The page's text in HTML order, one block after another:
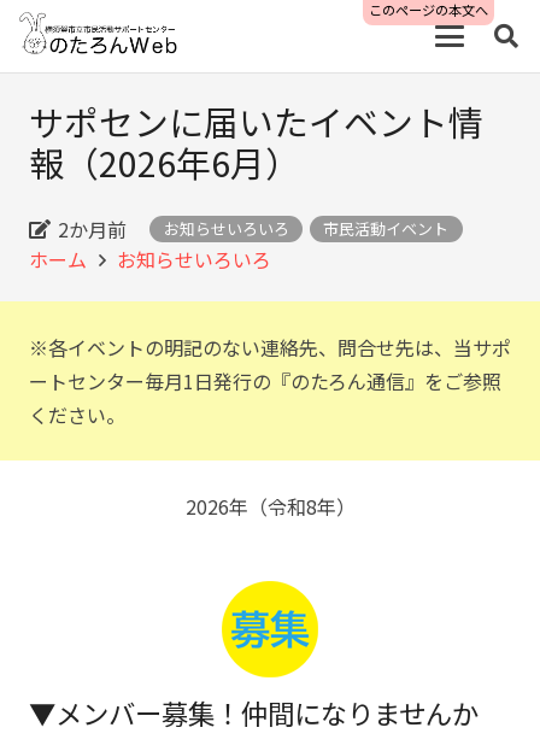
このページの本文へ
サポセンに届いたイベント情
報（2026年6月）
2か月前 お知らせいろいろ 市民活動イベント
ホーム お知らせいろいろ
※各イベントの明記のない連絡先、問合せ先は、当サポ
ートセンター毎月1日発行の『のたろん通信』をご参照
ください。
2026年（令和8年）
▼メンバー募集！仲間になりませんか